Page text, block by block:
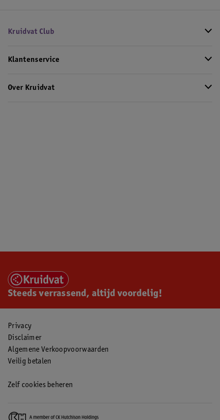
Kruidvat Club
Klantenservice
Over Kruidvat
Steeds verrassend, altijd voordelig!
Privacy
Disclaimer
Algemene Verkoopvoorwaarden
Veilig betalen
Zelf cookies beheren